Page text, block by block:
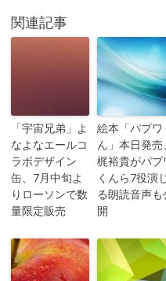
関連記事
「宇宙兄弟」よ
なよなエールコ
ラボデザイン
缶、7月中旬よ
りローソンで数
量限定販売
絵本「パプワ
ん」本日発売、
梶裕貴がパプ
くんら7役演
る朗読音声も
開